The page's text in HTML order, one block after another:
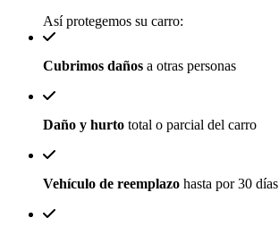
Así protegemos su carro:
Cubrimos daños a otras personas
Daño y hurto total o parcial del carro
Vehículo de reemplazo hasta por 30 días